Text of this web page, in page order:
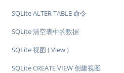
SQLite ALTER TABLE 命令
SQLite 清空表中的数据
SQLite 视图 ( View )
SQLite CREATE VIEW 创建视图